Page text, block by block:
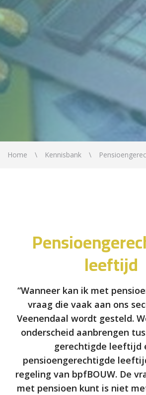
Home Kennisbank
leeftijd
“Wanneer kan ik met
vraag die vaak aan ons
Veenendaal wordt gesteld.
onderscheid aanbrengen
gerechtigde leeftijd
pensioengerechtigde
regeling van bpfBOUW. De
met pensioen kunt is niet